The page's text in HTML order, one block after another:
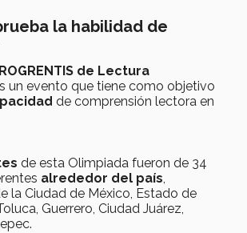
la habilidad de
de Lectura
un evento que tiene como objetivo
de comprensión lectora en
de esta Olimpiada fueron de 34
alrededor del país,
la Ciudad de México, Estado de
Guerrero, Ciudad Juárez,